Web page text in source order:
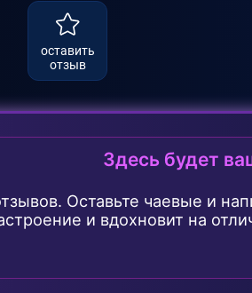
оставить
отзыв
Здесь будет
Оставьте чаевые и
и вдохновит на